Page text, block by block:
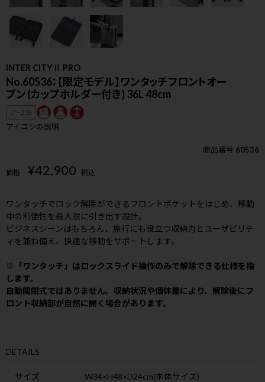
INTER CITYⅡ PRO
No.60536：【限定モデル】ワンタッチフロントオー
プン (カップホルダー付き) 36L 48cm
1〜2泊
アイコンの説明
商品番号 60536
価格 ¥42,900 税込
ワンタッチでロック解除ができるフロントポケットをはじめ、移動
中の利便性を最大限に引き出す設計。
ビジネスシーンはもちろん、旅行にも役立つ収納力とユーザビリテ
ィを兼ね備え、快適な移動をサポートします。
※「ワンタッチ」はロックスライド操作のみで解除できる仕様を指
します。
自動開閉式ではありません。収納状況や個体差により、解除後にフ
ロント収納部が自然に開く場合があります。
DETAILS
サイズ
W34×H48×D24cm(本体サイズ)